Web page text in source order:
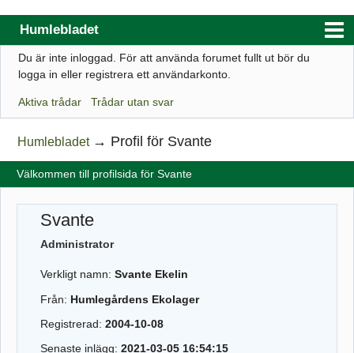
Humlebladet
Index
Regler
Sök
Registrera ett konto
Logga in
Du är inte inloggad. För att använda forumet fullt ut bör du
logga in eller registrera ett användarkonto.
Aktiva trådar Trådar utan svar
Humlebladet → Profil för Svante
Välkommen till profilsida för Svante
Svante
Administrator
Verkligt namn:Svante Ekelin
Från: Humlegårdens Ekolager
Registrerad:2004-10-08
Senaste inlägg:2021-03-05 16:54:15